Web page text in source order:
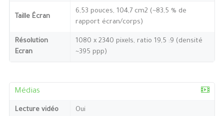
Taille Écran
6,53 pouces, 104,7 cm2 (~83,5 % de
rapport écran/corps)
Résolution
Ecran
1080 x 2340 pixels, ratio 19,5 :9 (densité
~395 ppp)
Médias
Lecture vidéo Oui